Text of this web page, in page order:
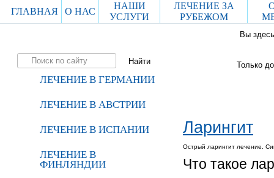
ГЛАВНАЯ О НАС
НАШИ
УСЛУГИ
ЛЕЧЕНИЕ ЗА
РУБЕЖОМ
Вы
ЛЕЧЕНИЕ В ГЕРМАНИИ
ЛЕЧЕНИЕ В АВСТРИИ
ЛЕЧЕНИЕ В ИСПАНИИ
ЛЕЧЕНИЕ В
ФИНЛЯНДИИ
Только
Ларингит
Острый ларингит лечение.
Что такое